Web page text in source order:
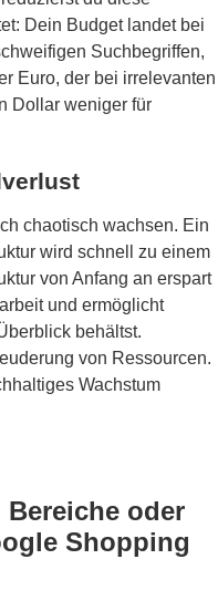
Dein Budget landet bei
Suchbegriffen,
Euro, der bei irrelevanten
Dollar weniger für
chaotisch wachsen. Ein
wird schnell zu einem
von Anfang an erspart
und ermöglicht
behältst.
von Ressourcen.
Wachstum
oder
Shopping